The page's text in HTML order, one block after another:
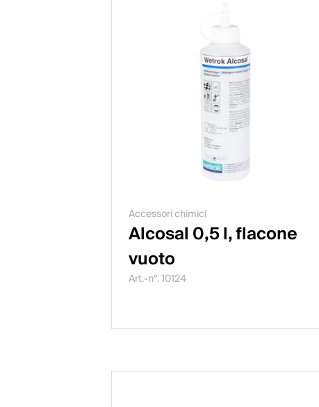
Accessori chimici
Alcosal 0,5 l, flacone
vuoto
Art.-n°. 10124